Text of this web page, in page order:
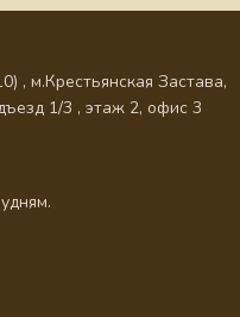
, м.Крестьянская Застава,
1/3 , этаж 2, офис 3